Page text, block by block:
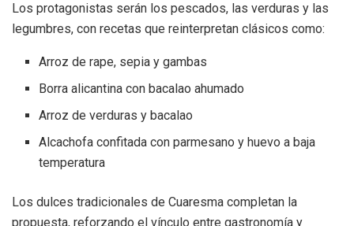
Los protagonistas serán los pescados, las verduras y las
legumbres, con recetas que reinterpretan clásicos como:
Arroz de rape, sepia y gambas
Borra alicantina con bacalao ahumado
Arroz de verduras y bacalao
Alcachofa confitada con parmesano y huevo a baja
temperatura
Los dulces tradicionales de Cuaresma completan la
propuesta, reforzando el vínculo entre gastronomía y